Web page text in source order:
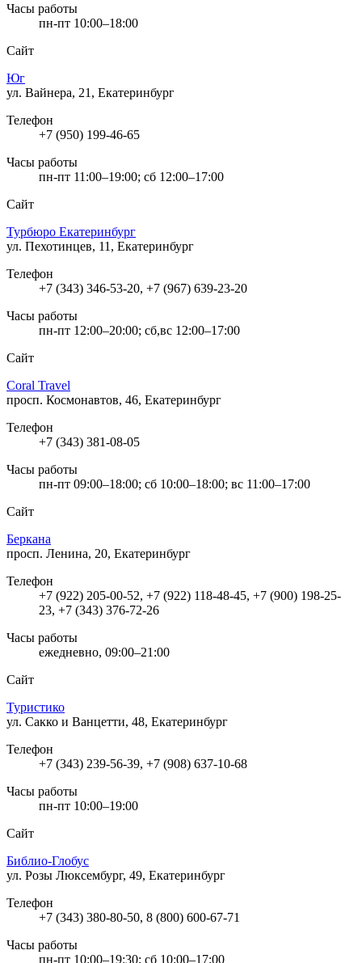
Часы работы
пн-пт 10:00–18:00
Сайт
Юг
ул. Вайнера, 21, Екатеринбург
Телефон
+7 (950) 199-46-65
Часы работы
пн-пт 11:00–19:00; сб 12:00–17:00
Сайт
Турбюро Екатеринбург
ул. Пехотинцев, 11, Екатеринбург
Телефон
+7 (343) 346-53-20, +7 (967) 639-23-20
Часы работы
пн-пт 12:00–20:00; сб,вс 12:00–17:00
Сайт
Coral Travel
просп. Космонавтов, 46, Екатеринбург
Телефон
+7 (343) 381-08-05
Часы работы
пн-пт 09:00–18:00; сб 10:00–18:00; вс 11:00–17:00
Сайт
Беркана
просп. Ленина, 20, Екатеринбург
Телефон
+7 (922) 205-00-52, +7 (922) 118-48-45, +7 (900) 198-25-
23, +7 (343) 376-72-26
Часы работы
ежедневно, 09:00–21:00
Сайт
Туристико
ул. Сакко и Ванцетти, 48, Екатеринбург
Телефон
+7 (343) 239-56-39, +7 (908) 637-10-68
Часы работы
пн-пт 10:00–19:00
Сайт
Библио-Глобус
ул. Розы Люксембург, 49, Екатеринбург
Телефон
+7 (343) 380-80-50, 8 (800) 600-67-71
Часы работы
пн-пт 10:00–19:30; сб 10:00–17:00